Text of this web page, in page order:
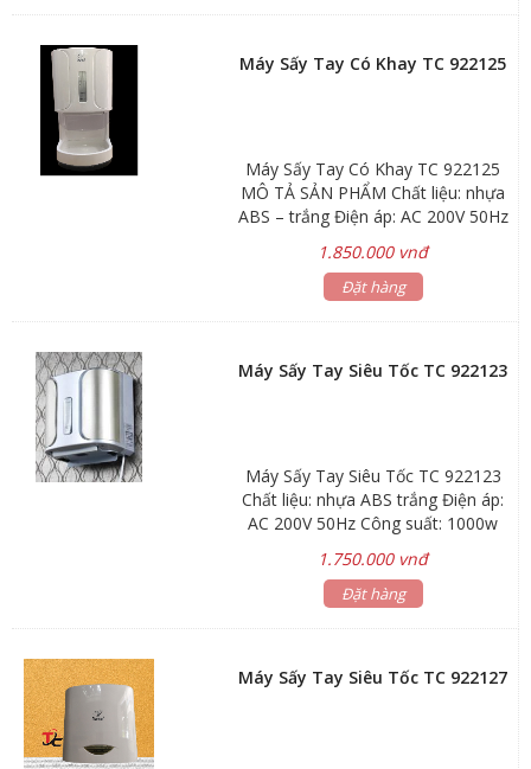
Máy Sấy Tay Có Khay TC 922125
Máy Sấy Tay Có Khay TC 922125
MÔ TẢ SẢN PHẨM Chất liệu: nhựa
ABS – trắng Điện áp: AC 200V 50Hz
100m/s Dòng điện: 4A Lớp chống
thấm: 1PX1 Lưu lượng gió: 90m3/h
1.850.000 vnđ
Đặt hàng
Máy Sấy Tay Siêu Tốc TC 922123
Máy Sấy Tay Siêu Tốc TC 922123
Chất liệu: nhựa ABS trắng Điện áp:
AC 200V 50Hz Công suất: 1000w
Lớp chống thấm: 1PX1 Lưu lượng
gió: 90m3/h Động cơ: 25000
1.750.000 vnđ
Đặt hàng
Máy Sấy Tay Siêu Tốc TC 922127